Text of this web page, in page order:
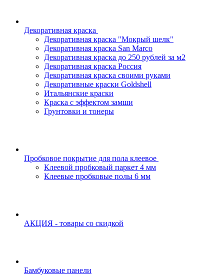
Декоративная краска
Декоративная краска "Мокрый шелк"
Декоративная краска San Marco
Декоративная краска до 250 рублей за м2
Декоративная краска Россия
Декоративная краска своими руками
Декоративные краски Goldshell
Итальянские краски
Краска с эффектом замши
Грунтовки и тонеры
Пробковое покрытие для пола клеевое
Клеевой пробковый паркет 4 мм
Клеевые пробковые полы 6 мм
АКЦИЯ - товары со скидкой
Бамбуковые панели